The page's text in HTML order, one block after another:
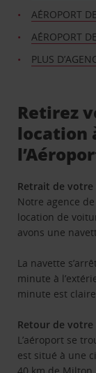
AÉROPORT
AÉROPORT
PLUS
Retirez
location
Retrait de
Notre agence
location de
avons une
La navette
minute à
minute est
Retour de
L’aéroport se
est situé à une